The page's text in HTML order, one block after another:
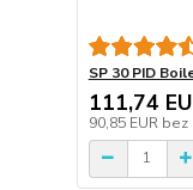
SP 30 PID
111,74
90,85 EUR bez